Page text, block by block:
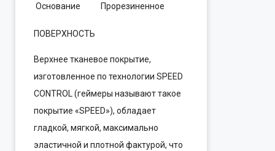
Основание
Прорезиненное
ПОВЕРХНОСТЬ
Верхнее тканевое покрытие,
изготовленное по технологии SPEED
CONTROL (геймеры называют такое
покрытие «SPEED»), обладает
гладкой, мягкой, максимально
эластичной и плотной фактурой, что